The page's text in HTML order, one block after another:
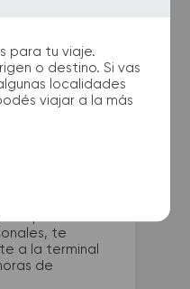
para tu viaje.
o destino. Si vas
localidades
viajar a la más
en la
es
te
a la terminal
de